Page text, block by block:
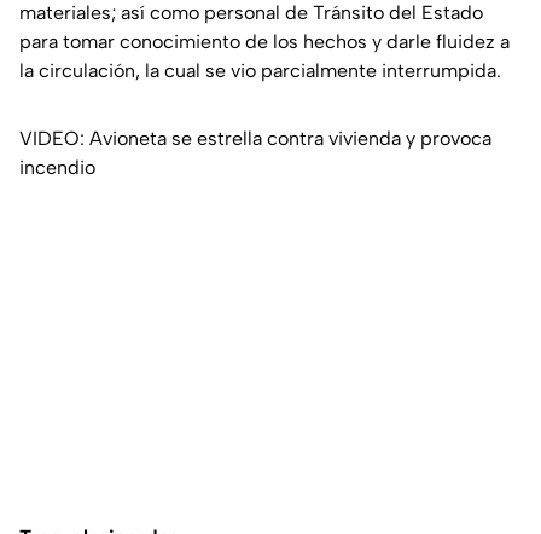
materiales; así como personal de Tránsito del Estado
para tomar conocimiento de los hechos y darle fluidez a
la circulación, la cual se vio parcialmente interrumpida.
VIDEO: Avioneta se estrella contra vivienda y provoca
incendio